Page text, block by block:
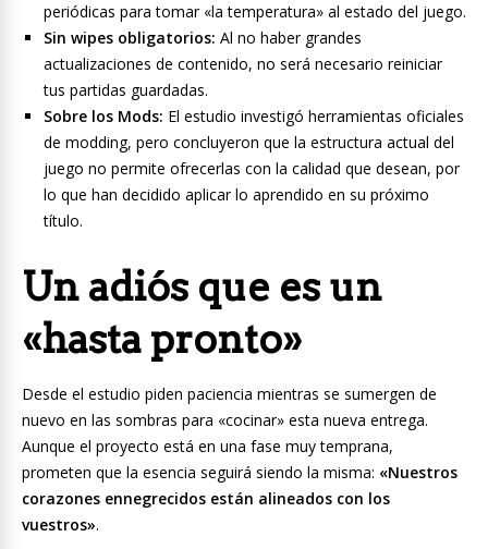
periódicas para tomar «la temperatura» al estado del juego.
Sin wipes obligatorios: Al no haber grandes
actualizaciones de contenido, no será necesario reiniciar
tus partidas guardadas.
Sobre los Mods: El estudio investigó herramientas oficiales
de modding, pero concluyeron que la estructura actual del
juego no permite ofrecerlas con la calidad que desean, por
lo que han decidido aplicar lo aprendido en su próximo
título.
Un adiós que es un
«hasta pronto»
Desde el estudio piden paciencia mientras se sumergen de
nuevo en las sombras para «cocinar» esta nueva entrega.
Aunque el proyecto está en una fase muy temprana,
prometen que la esencia seguirá siendo la misma: «Nuestros
corazones ennegrecidos están alineados con los
vuestros».